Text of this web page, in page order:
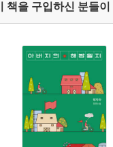
책을 구입하신 분들이